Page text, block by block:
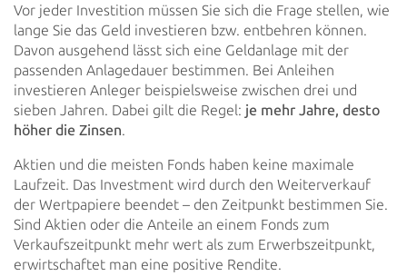
Vor jeder Investition müssen Sie sich die Frage stellen, wie
lange Sie das Geld investieren bzw. entbehren können.
Davon ausgehend lässt sich eine Geldanlage mit der
passenden Anlagedauer bestimmen. Bei Anleihen
investieren Anleger beispielsweise zwischen drei und
sieben Jahren. Dabei gilt die Regel: je mehr Jahre, desto
höher die Zinsen.
Aktien und die meisten Fonds haben keine maximale
Laufzeit. Das Investment wird durch den Weiterverkauf
der Wertpapiere beendet – den Zeitpunkt bestimmen Sie.
Sind Aktien oder die Anteile an einem Fonds zum
Verkaufszeitpunkt mehr wert als zum Erwerbszeitpunkt,
erwirtschaftet man eine positive Rendite.